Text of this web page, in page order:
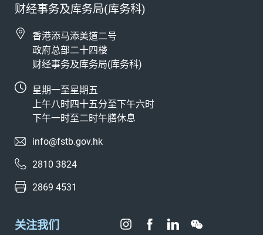
财经事务及库务局(库务科)
香港添马添美道二号
政府总部二十四楼
财经事务及库务局(库务科)
星期一至星期五
上午八时四十五分至下午六时
下午一时至二时午膳休息
info@fstb.gov.hk
2810 3824
2869 4531
关注我们